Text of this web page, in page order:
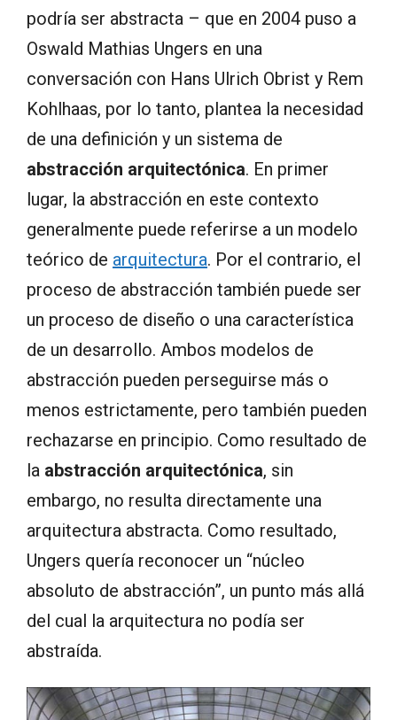
podría ser abstracta – que en 2004 puso a
Oswald Mathias Ungers en una
conversación con Hans Ulrich Obrist y Rem
Kohlhaas, por lo tanto, plantea la necesidad
de una definición y un sistema de
abstracción arquitectónica. En primer
lugar, la abstracción en este contexto
generalmente puede referirse a un modelo
teórico de arquitectura. Por el contrario, el
proceso de abstracción también puede ser
un proceso de diseño o una característica
de un desarrollo. Ambos modelos de
abstracción pueden perseguirse más o
menos estrictamente, pero también pueden
rechazarse en principio. Como resultado de
la abstracción arquitectónica, sin
embargo, no resulta directamente una
arquitectura abstracta. Como resultado,
Ungers quería reconocer un “núcleo
absoluto de abstracción”, un punto más allá
del cual la arquitectura no podía ser
abstraída.